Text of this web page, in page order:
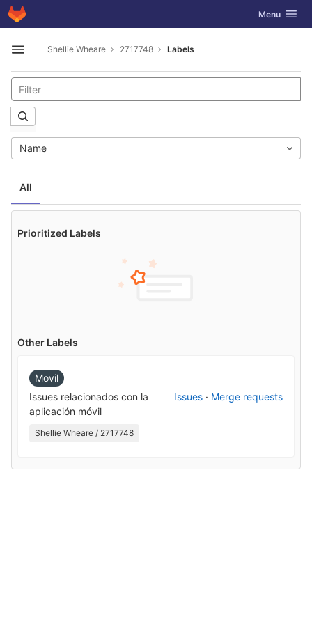
Skip to content
GitLab Toggle
Menu
Open sidebar
Shellie Wheare 2717748 Labels
All
Name
Prioritized Labels
Other Labels
Movil
Issues relacionados con la
aplicación móvil
Issues · Merge requests
Shellie Wheare / 2717748